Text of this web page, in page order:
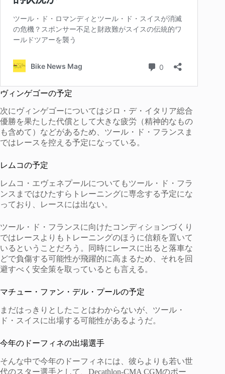
ヴィンゲゴーの予定
次にヴィンゲゴーについてはジロ・デ・イタリア総合
優勝を果たした代償として大きな疲労（精神的なもの
も含めて）などがあるため、ツール・ド・フランスま
ではレースを控える予定になっている。
レムコの予定
レムコ・エヴェネプールについてもツール・ド・フラ
ンスまではひたすらトレーニングに専念する予定にな
っており、レースには出ない。
ツール・ド・フランスに向けたコンディションづくり
ではレースよりもトレーニングのほうに信頼を置いて
いるということだろう。同時にレースに出ると落車な
どで負傷する可能性が飛躍的に高まるため、それを回
避すべく安全策を取っているとも言える。
マチュー・ファン・デル・プールの予定
まだはっきりとしたことはわからないが、ツール・
ド・スイスに出場する可能性があるようだ。
今年のドーフィネの出場選手
そんな中で今年のドーフィネには、彼らよりも若い世
代のスター選手として、Decathlon-CMA CGMのポー